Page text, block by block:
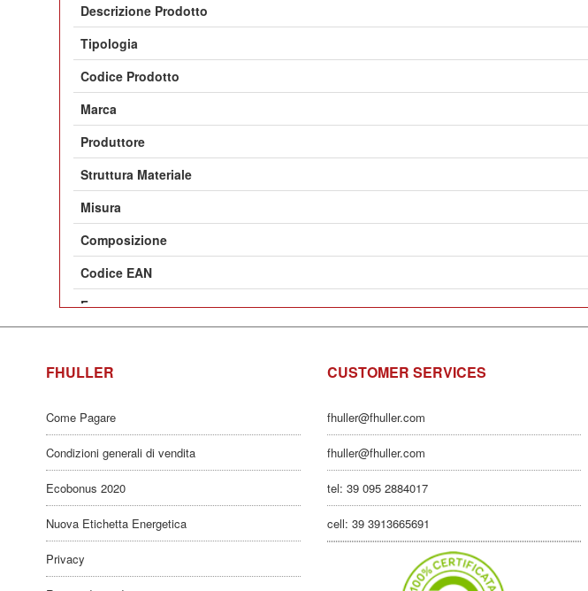
Descrizione Prodotto
Tipologia
Codice Prodotto
Marca
Produttore
Struttura Materiale
Misura
Composizione
Codice EAN
Fragranza
Utilizzo
Confezione da Pz
Dimensioni Imballo in cm (L x P x H)
Volume Imballo m^3
Peso Kg
FHULLER
Come Pagare
Condizioni generali di vendita
Ecobonus 2020
Nuova Etichetta Energetica
Privacy
CUSTOMER SERVICES
fhuller@fhuller.com
fhuller@fhuller.com
tel: 39 095 2884017
cell: 39 3913665691